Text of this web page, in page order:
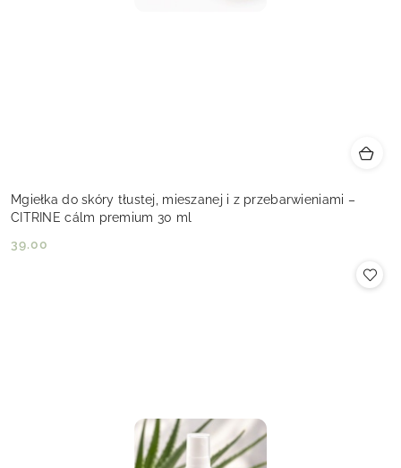
Mgiełka do skóry tłustej, mieszanej i z przebarwieniami –
CITRINE cálm premium 30 ml
Cena:
39.00